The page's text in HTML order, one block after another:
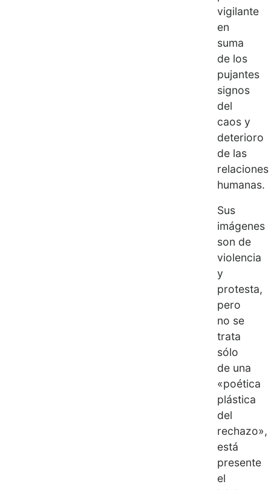
vigilante
en
suma
de los
pujantes
signos
del
caos y
deterioro
de las
relaciones
humanas.
Sus
imágenes
son de
violencia
y
protesta,
pero
no se
trata
sólo
de una
«poética
plástica
del
rechazo»,
está
presente
el